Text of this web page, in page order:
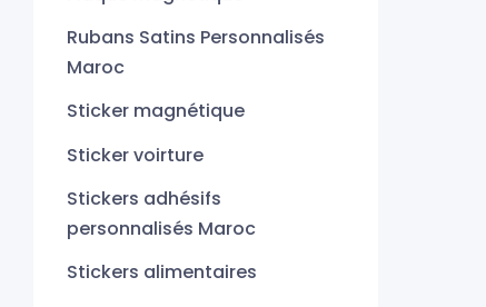
Rubans Satins Personnalisés
Maroc
Sticker magnétique
Sticker voirture
Stickers adhésifs
personnalisés Maroc
Stickers alimentaires